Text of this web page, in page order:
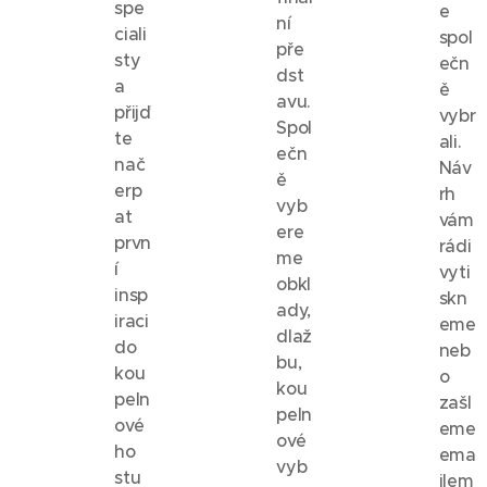
spe
ciali
sty
a
přijď
te
nač
erp
at
prvn
í
insp
iraci
do
kou
peln
ové
ho
stu
ní
pře
dst
avu.
Spol
ečn
ě
vyb
ere
me
obkl
ady,
dlaž
bu,
kou
peln
ové
vyb
e
spol
ečn
ě
vybr
ali.
Náv
rh
vám
rádi
vyti
skn
eme
neb
o
zašl
eme
ema
ilem